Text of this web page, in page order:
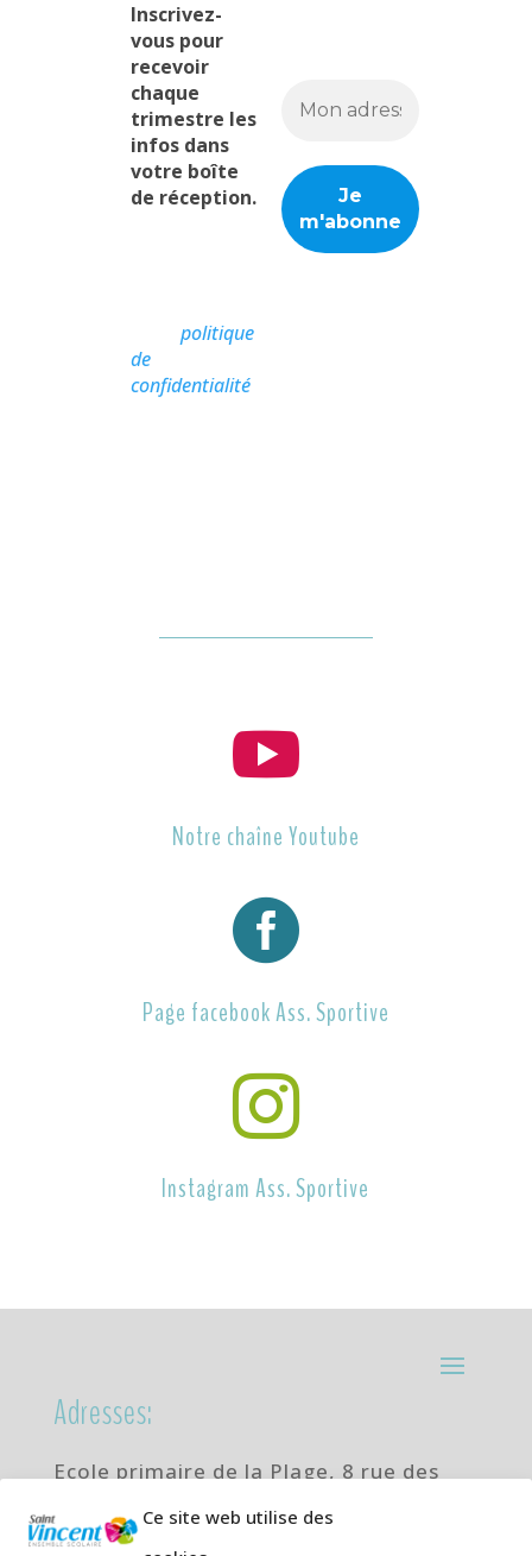
Ce site web utilise des
Inscrivez-
vous pour
recevoir
chaque
trimestre les
infos dans
votre boîte
de réception.
politique
de
confidentialité

Notre chaîne Youtube

Page facebook Ass. Sportive

Instagram Ass. Sportive
Adresses:
Ecole primaire de la Plage, 8 rue des
Téléphone